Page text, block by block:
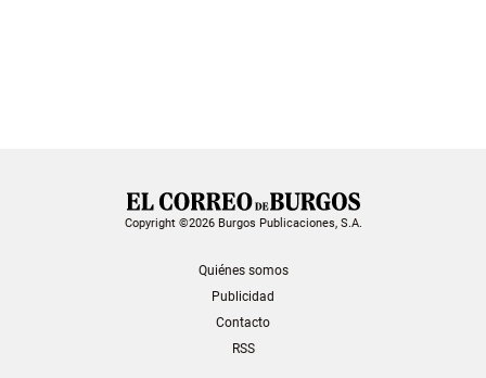
Copyright ©2026 Burgos Publicaciones, S.A.
Quiénes somos
Publicidad
Contacto
RSS